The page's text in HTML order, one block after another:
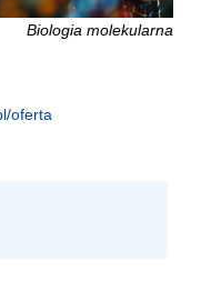
Biologia molekularna
oferta